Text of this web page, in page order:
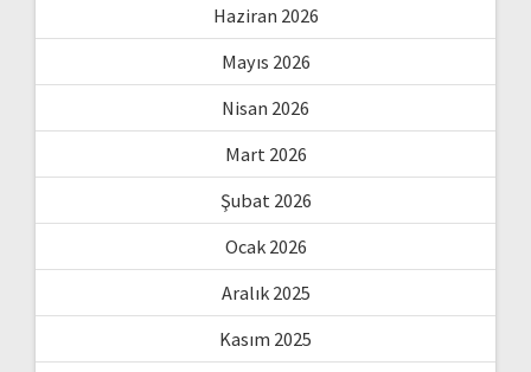
Haziran 2026
Mayıs 2026
Nisan 2026
Mart 2026
Şubat 2026
Ocak 2026
Aralık 2025
Kasım 2025